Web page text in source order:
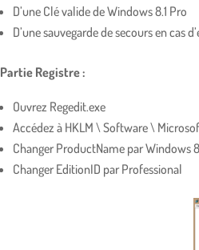
D’une Clé valide de Windows 8.1 Pro
D’une sauvegarde de secours en cas
Partie Registre :
Ouvrez Regedit.exe
Accédez à HKLM \ Software \
Changer ProductName par Windows
Changer EditionID par Professional